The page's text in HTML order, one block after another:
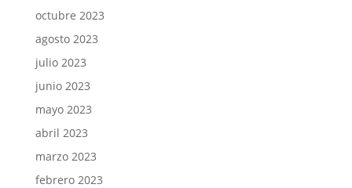
octubre 2023
agosto 2023
julio 2023
junio 2023
mayo 2023
abril 2023
marzo 2023
febrero 2023